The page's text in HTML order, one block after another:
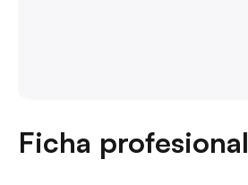
Ficha profesional